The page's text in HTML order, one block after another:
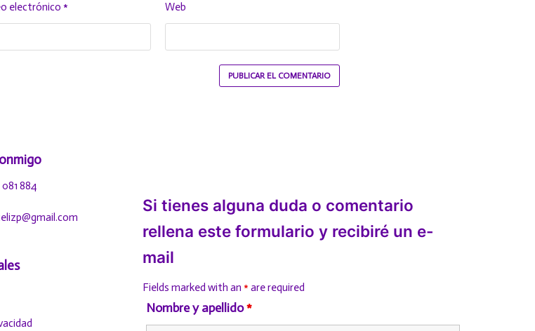
electrónico* Web
884
Si tienes alguna duda o comentario
rellena este formulario y recibiré un e-
mail
Fields marked with an * are required
Nombre y apellido*